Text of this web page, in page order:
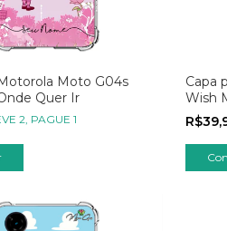
Moto G04s
Quer Ir
2, PAGUE 1
Capa
Wish